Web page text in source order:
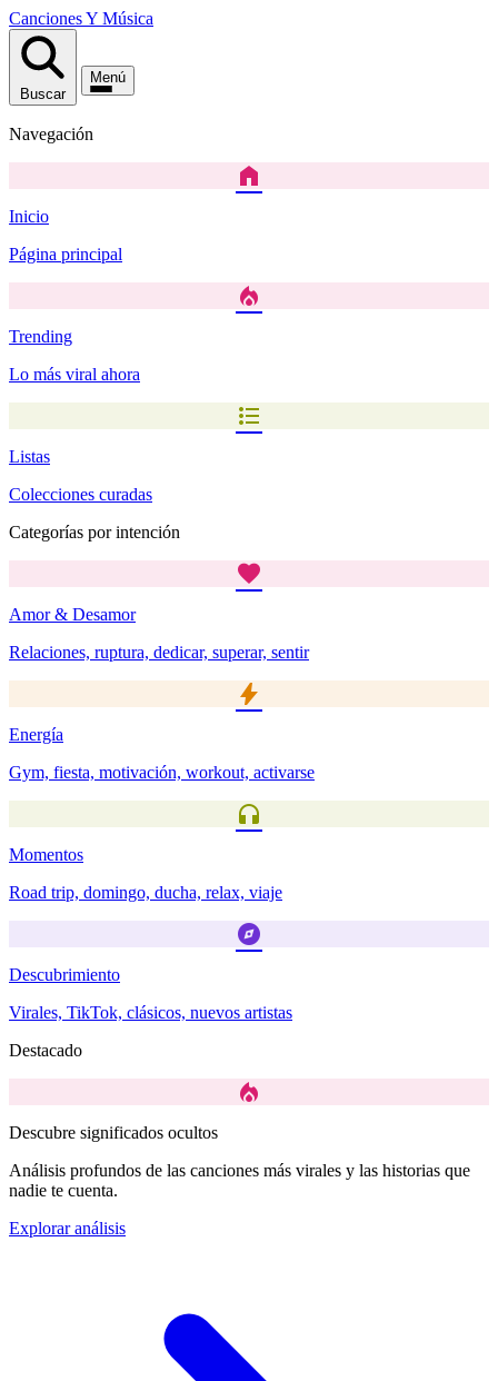
CancionesY Música
Buscar
Menú
Navegación
home
Inicio
Página principal
local_fire_department
Trending
Lo más viral ahora
format_list_bulleted
Listas
Colecciones curadas
Categorías por intención
favorite
Amor & Desamor
Relaciones, ruptura, dedicar, superar, sentir
bolt
Energía
Gym, fiesta, motivación, workout, activarse
headphones
Momentos
Road trip, domingo, ducha, relax, viaje
explore
Descubrimiento
Virales, TikTok, clásicos, nuevos artistas
Destacado
local_fire_department
Descubre significados ocultos
Análisis profundos de las canciones más virales y las historias que
nadie te cuenta.
Explorar análisis